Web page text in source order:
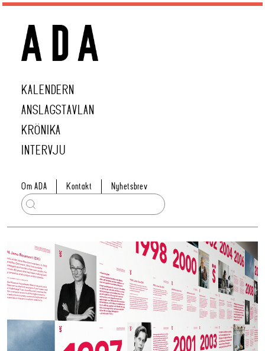
KALENDERN
ANSLAGSTAVLAN
KRÖNIKA
INTERVJU
Om ADA Kontakt Nyhetsbrev